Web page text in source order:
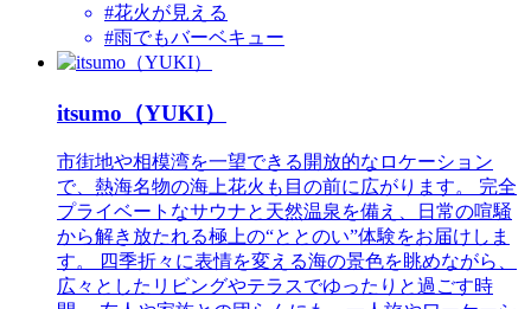
#花火が見える
#雨でもバーベキュー
itsumo（YUKI）
市街地や相模湾を一望できる開放的なロケーション
で、熱海名物の海上花火も目の前に広がります。 完全
プライベートなサウナと天然温泉を備え、日常の喧騒
から解き放たれる極上の“ととのい”体験をお届けしま
す。 四季折々に表情を変える海の景色を眺めながら、
広々としたリビングやテラスでゆったりと過ごす時